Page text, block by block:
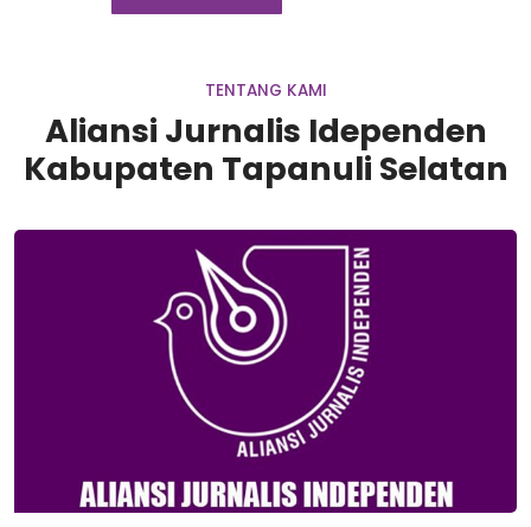
TENTANG KAMI
Aliansi Jurnalis Idependen
Kabupaten Tapanuli Selatan